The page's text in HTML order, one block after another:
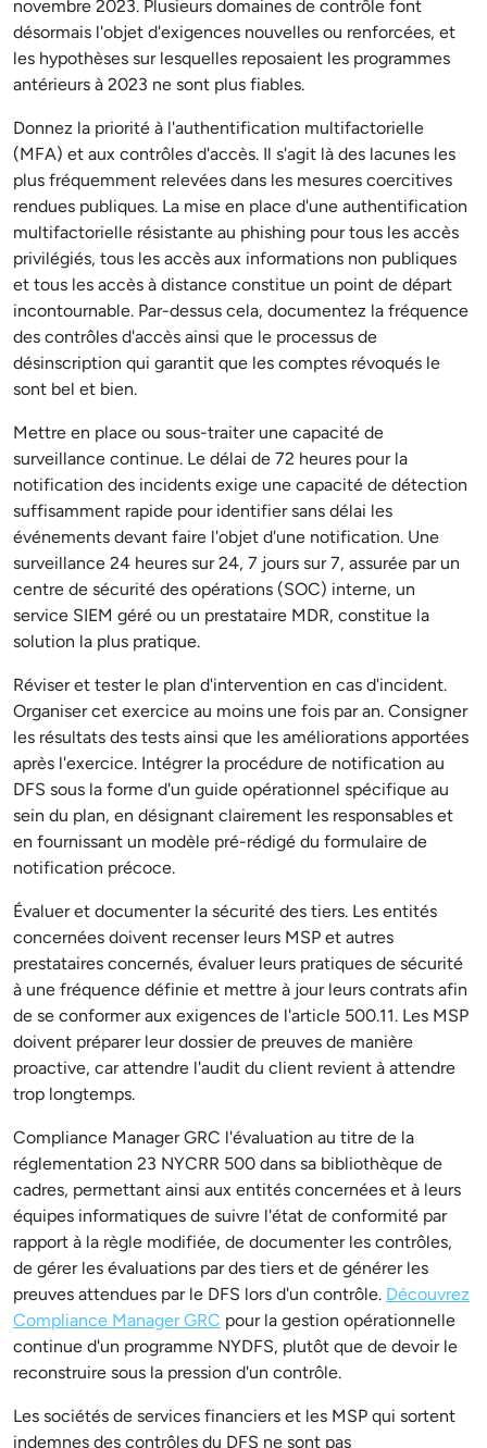
novembre 2023. Plusieurs domaines de contrôle font
désormais l'objet d'exigences nouvelles ou renforcées, et
les hypothèses sur lesquelles reposaient les programmes
antérieurs à 2023 ne sont plus fiables.
Donnez la priorité à l'authentification multifactorielle
(MFA) et aux contrôles d'accès. Il s'agit là des lacunes les
plus fréquemment relevées dans les mesures coercitives
rendues publiques. La mise en place d'une authentification
multifactorielle résistante au phishing pour tous les accès
privilégiés, tous les accès aux informations non publiques
et tous les accès à distance constitue un point de départ
incontournable. Par-dessus cela, documentez la fréquence
des contrôles d'accès ainsi que le processus de
désinscription qui garantit que les comptes révoqués le
sont bel et bien.
Mettre en place ou sous-traiter une capacité de
surveillance continue. Le délai de 72 heures pour la
notification des incidents exige une capacité de détection
suffisamment rapide pour identifier sans délai les
événements devant faire l'objet d'une notification. Une
surveillance 24 heures sur 24, 7 jours sur 7, assurée par un
centre de sécurité des opérations (SOC) interne, un
service SIEM géré ou un prestataire MDR, constitue la
solution la plus pratique.
Réviser et tester le plan d'intervention en cas d'incident.
Organiser cet exercice au moins une fois par an. Consigner
les résultats des tests ainsi que les améliorations apportées
après l'exercice. Intégrer la procédure de notification au
DFS sous la forme d'un guide opérationnel spécifique au
sein du plan, en désignant clairement les responsables et
en fournissant un modèle pré-rédigé du formulaire de
notification précoce.
Évaluer et documenter la sécurité des tiers. Les entités
concernées doivent recenser leurs MSP et autres
prestataires concernés, évaluer leurs pratiques de sécurité
à une fréquence définie et mettre à jour leurs contrats afin
de se conformer aux exigences de l'article 500.11. Les MSP
doivent préparer leur dossier de preuves de manière
proactive, car attendre l'audit du client revient à attendre
trop longtemps.
Compliance Manager GRC l'évaluation au titre de la
réglementation 23 NYCRR 500 dans sa bibliothèque de
cadres, permettant ainsi aux entités concernées et à leurs
équipes informatiques de suivre l'état de conformité par
rapport à la règle modifiée, de documenter les contrôles,
de gérer les évaluations par des tiers et de générer les
preuves attendues par le DFS lors d'un contrôle. Découvrez
Compliance Manager GRC pour la gestion opérationnelle
continue d'un programme NYDFS, plutôt que de devoir le
reconstruire sous la pression d'un contrôle.
Les sociétés de services financiers et les MSP qui sortent
indemnes des contrôles du DFS ne sont pas